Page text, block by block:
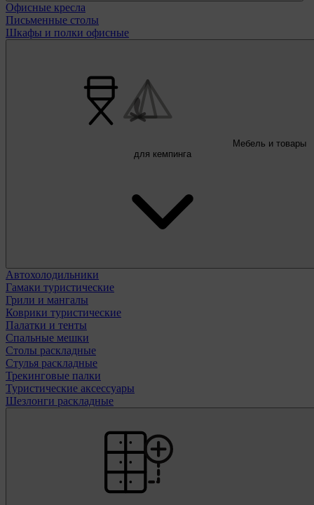
Офисные кресла
Письменные столы
Шкафы и полки офисные
Мебель и товары
для кемпинга
Автохолодильники
Гамаки туристические
Грили и мангалы
Коврики туристические
Палатки и тенты
Спальные мешки
Столы раскладные
Стулья раскладные
Трекинговые палки
Туристические аксессуары
Шезлонги раскладные